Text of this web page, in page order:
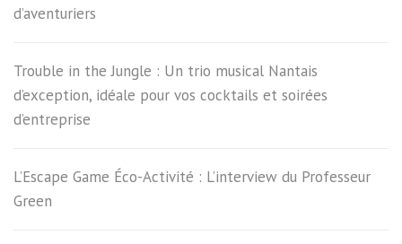
d’aventuriers
Trouble in the Jungle : Un trio musical Nantais
d’exception, idéale pour vos cocktails et soirées
d’entreprise
L’Escape Game Éco-Activité : L’interview du Professeur
Green